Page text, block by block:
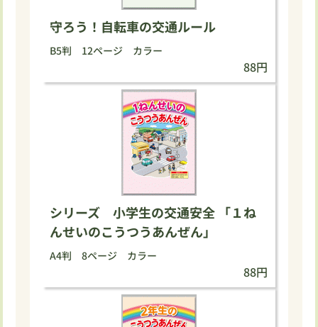
守ろう！自転車の交通ルール
B5判 12ページ カラー
88円
シリーズ 小学生の交通安全 「１ね
んせいのこうつうあんぜん」
A4判 8ページ カラー
88円